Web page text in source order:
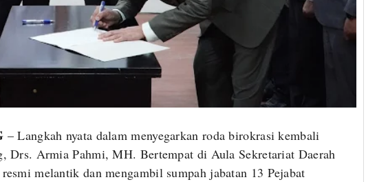
– Langkah nyata dalam menyegarkan roda birokrasi kembali
Drs. Armia Pahmi, MH. Bertempat di Aula Sekretariat Daerah
melantik dan mengambil sumpah jabatan 13 Pejabat